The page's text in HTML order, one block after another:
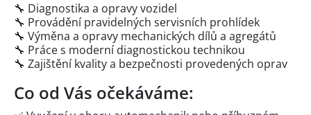
🔧 Diagnostika a opravy vozidel
🔧 Provádění pravidelných servisních prohlídek
🔧 Výměna a opravy mechanických dílů a agregátů
🔧 Práce s moderní diagnostickou technikou
🔧 Zajištění kvality a bezpečnosti provedených oprav
Co od Vás očekáváme: